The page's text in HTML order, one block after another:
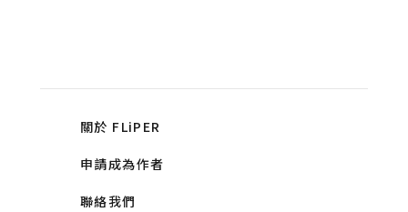
關於 FLiPER
申請成為作者
聯絡我們